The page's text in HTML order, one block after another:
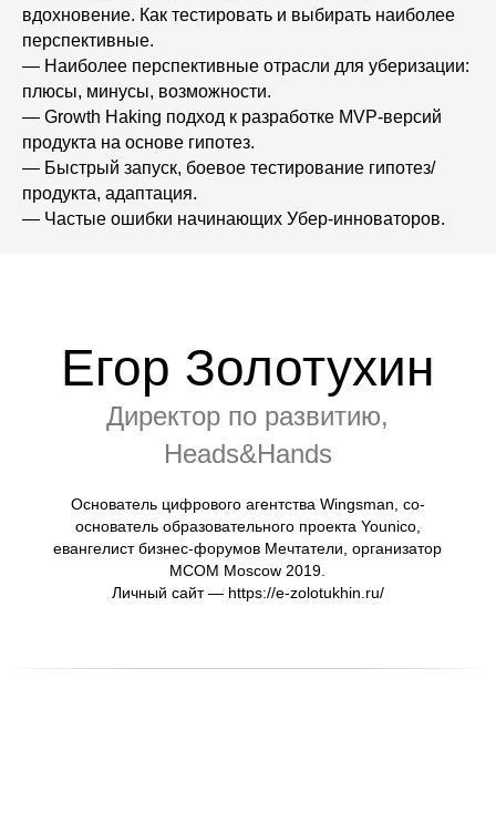
вдохновение. Как тестировать и выбирать наиболее
перспективные.
— Наиболее перспективные отрасли для уберизации:
плюсы, минусы, возможности.
— Growth Haking подход к разработке MVP-версий
продукта на основе гипотез.
— Быстрый запуск, боевое тестирование гипотез/
продукта, адаптация.
— Частые ошибки начинающих Убер-инноваторов.
Егор Золотухин
Директор по развитию,
Heads&Hands
Основатель цифрового агентства Wingsman, со-
основатель образовательного проекта Younico,
евангелист бизнес-форумов Мечтатели, организатор
MCOM Moscow 2019.
Личный сайт — https://e-zolotukhin.ru/